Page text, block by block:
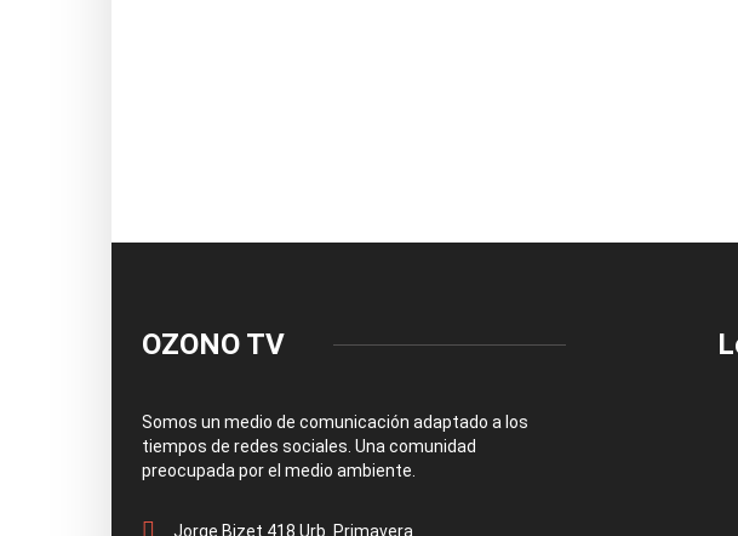
OZONO TV
Somos un medio de comunicación adaptado a los
tiempos de redes sociales. Una comunidad
preocupada por el medio ambiente.
Jorge Bizet 418 Urb. Primavera